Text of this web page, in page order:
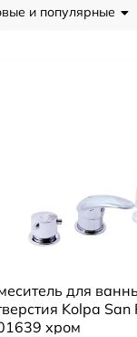
и популярные
для
Kolpa San
хром